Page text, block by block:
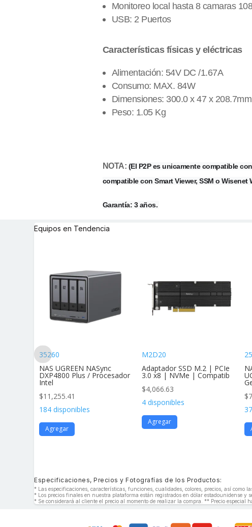
Monitoreo local hasta 8 camaras
USB: 2 Puertos
Características físicas y eléctricas
Alimentación: 54V DC /1.67A
Consumo: MAX. 84W
Dimensiones: 300.0 x 47 x 208.7mm
Peso: 1.05 Kg
NOTA: (El P2P es unicamente compatible
compatible con Smart Viewer, SSM o Wisenet
Garantía: 3 años.
Equipos en Tendencia
35260
NAS UGREEN NASync
DXP4800 Plus / Procesador
Intel
$11,255.41
184 disponibles
Agregar
M2D20
Adaptador SSD M.2 | PCIe
3.0 x8 | NVMe | Compatib
$4,066.63
4 disponibles
Agregar
$
Especificaciones, Precios y Fotografías de los Productos:
* Las especificaciones, características, funciones, cualidades, colores, precios, así como
* Los precios finales en nuestra plataforma están registrados en dólar estadounidense y
* Se considerará al cliente el precio al momento de realizar la compra. ** Precio especial